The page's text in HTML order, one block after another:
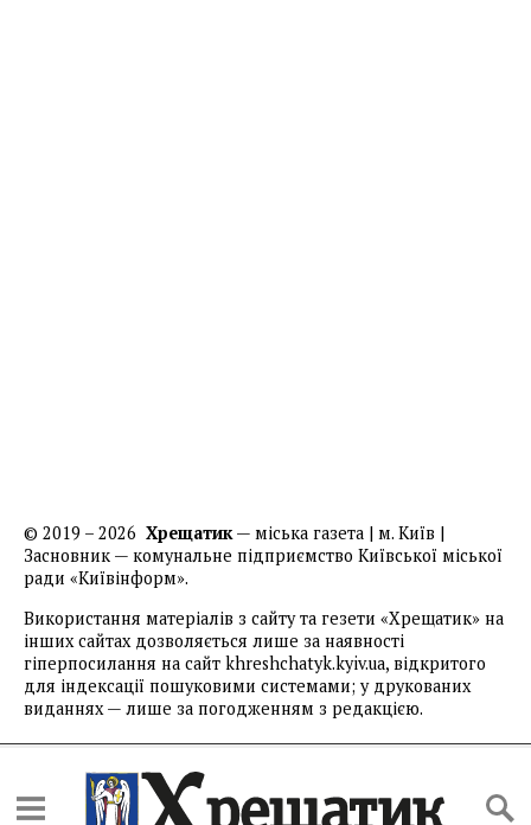
© 2019 – 2026 Хрещатик— міська газета | м. Київ |
Засновник — комунальне підприємство Київської міської
ради «Київінформ».
Використання матеріалів з сайту та гезети «Хрещатик» на
інших сайтах дозволяється лише за наявності
гіперпосилання на сайт khreshchatyk.kyiv.ua, відкритого
для індексації пошуковими системами; у друкованих
виданнях — лише за погодженням з редакцією.